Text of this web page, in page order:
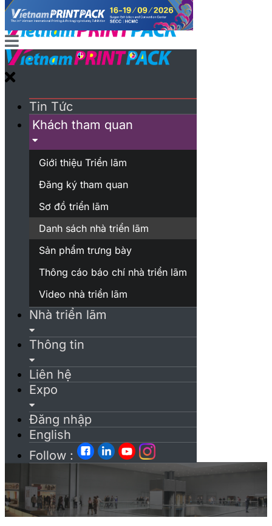
Tin Tức
Khách tham quan
Giới thiệu Triển lãm
Đăng ký tham quan
Sơ đồ triển lãm
Danh sách nhà triển lãm
Sản phẩm trưng bày
Thông cáo báo chí nhà triển lãm
Video nhà triển lãm
Nhà triển lãm
Thông tin
Liên hệ
Expo
Đăng nhập
English
Follow :